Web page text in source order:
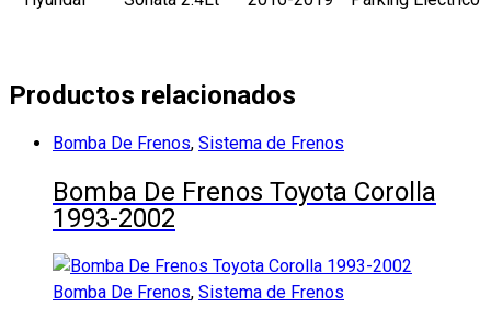
Productos relacionados
Bomba De Frenos, Sistema de Frenos
Bomba De Frenos Toyota Corolla
1993-2002
Bomba De Frenos, Sistema de Frenos